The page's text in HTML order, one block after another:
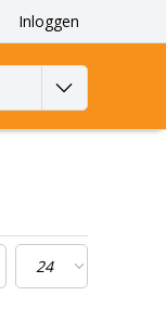
Inloggen